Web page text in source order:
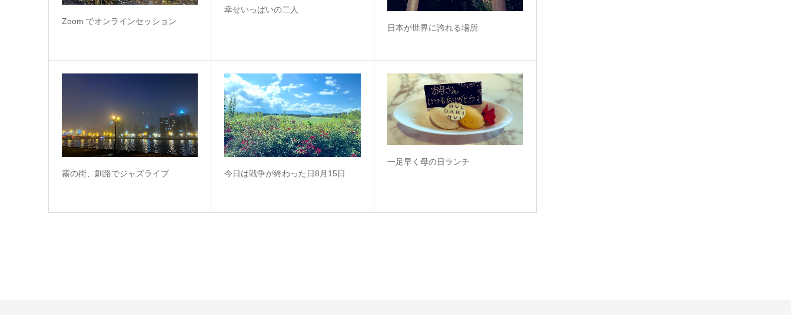
Zoom でオンラインセッション
幸せいっぱいの二人
日本が世界に誇れる場所
霧の街、釧路でジャズライブ 今日は戦争が終わった日8月15日
一足早く母の日ランチ